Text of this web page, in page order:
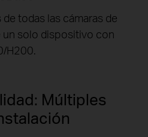
todas las cámaras de
un solo dispositivo con
H200.
Múltiples